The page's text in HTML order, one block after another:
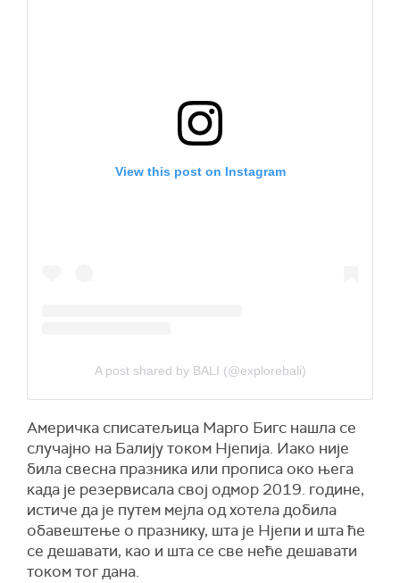
View this post on Instagram
A post shared by BALI (@explorebali)
Америчка списатељица Марго Бигс нашла се
случајно на Балију током Нјепија. Иако није
била свесна празника или прописа око њега
када је резервисала свој одмор 2019. године,
истиче да је путем мејла од хотела добила
обавештење о празнику, шта је Нјепи и шта ће
се дешавати, као и шта се све неће дешавати
током тог дана.